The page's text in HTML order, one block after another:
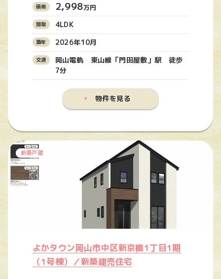
2,998万円
4LDK
2026年10月
岡山電軌 東山線「門田屋敷」駅 徒歩
7分
物件を見る
新築戸建
よかタウン岡山市中区新京橋1丁目1期
（1号棟）／新築建売住宅